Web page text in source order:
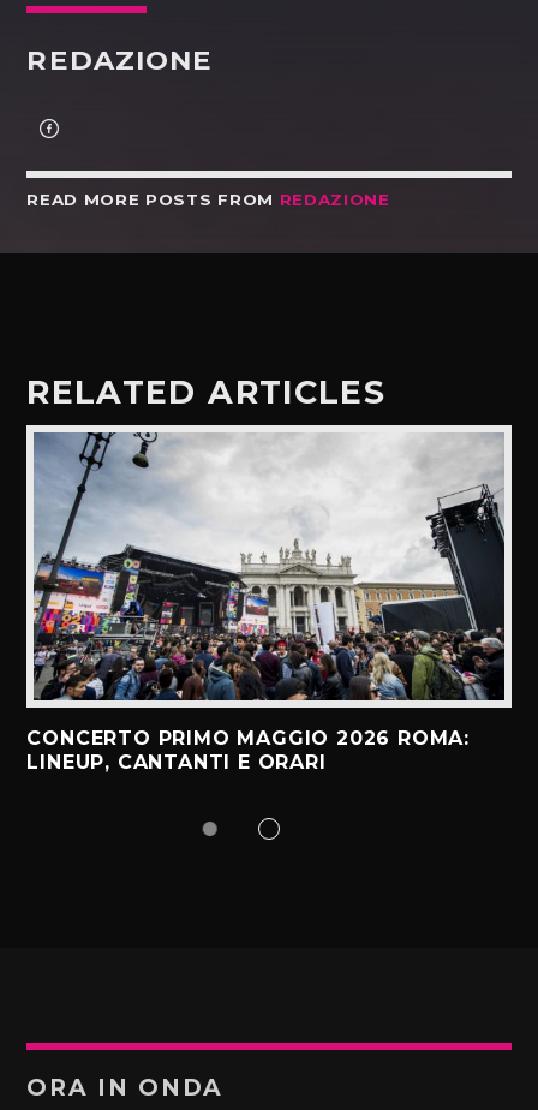
REDAZIONE
READ MORE POSTS FROM REDAZIONE
RELATED ARTICLES
CONCERTO PRIMO MAGGIO 2026 ROMA:
LINEUP, CANTANTI E ORARI
ORA IN ONDA